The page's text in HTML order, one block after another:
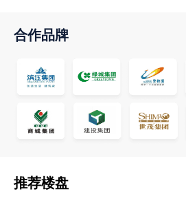
合作品牌
推荐楼盘